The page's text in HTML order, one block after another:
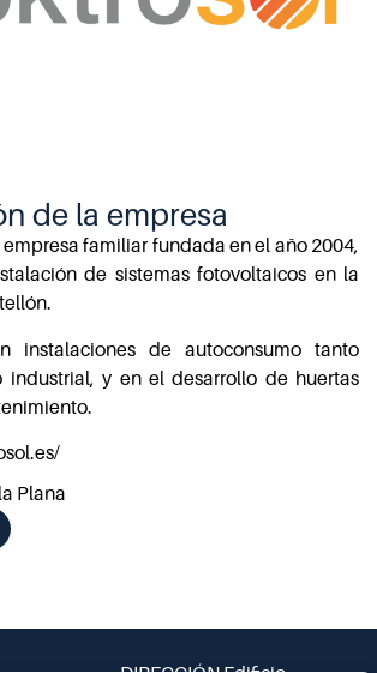
de la empresa
empresa familiar fundada en el año 2004,
de sistemas fotovoltaicos en la
instalaciones de autoconsumo tanto
industrial, y en el desarrollo de huertas
Plana